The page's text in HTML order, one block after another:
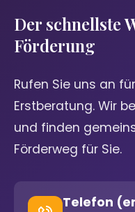
Der schnellste
Förderung
Rufen Sie uns an
Erstberatung. Wir
und finden
Förderweg für Sie.
Telefon